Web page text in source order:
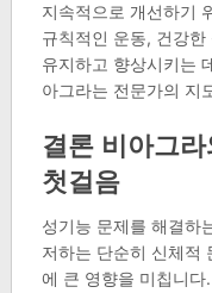
지속적으로 개선하기
규칙적인 운동, 건강
유지하고 향상시키는
아그라는 전문가의 지
결론 비아그
첫걸음
성기능 문제를 해결하
저하는 단순히 신체적
에 큰 영향을 미칩니